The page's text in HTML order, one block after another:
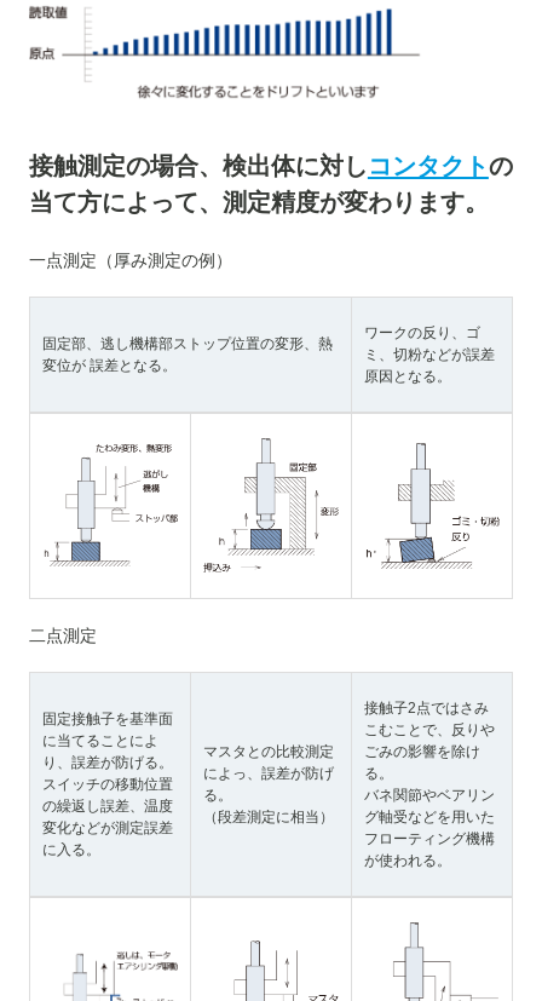
接触測定の場合、検出体に対し コンタクトの
当て方によって、測定精度が変わります。
一点測定（厚み測定の例）
固定部、逃し機構部ストップ位置の変形、熱
変位が 誤差となる。
ワークの反り、ゴ
ミ、切粉などが誤差
原因となる。
二点測定
固定接触子を基準面
に当てることによ
り、誤差が防げる。
スイッチの移動位置
の繰返し誤差、温度
変化などが測定誤差
に入る。
マスタとの比較測定
によっ、誤差が防げ
る。
（段差測定に相当）
接触子2点ではさみ
こむことで、反りや
ごみの影響を除け
る。
バネ関節やベアリン
グ軸受などを用いた
フローティング機構
が使われる。